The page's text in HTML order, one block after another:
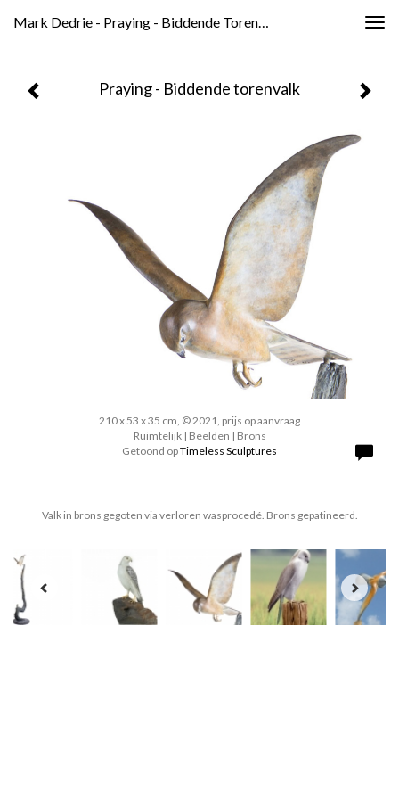
Mark Dedrie - Praying - Biddende Torenvalk
Praying - Biddende torenvalk
210 x 53 x 35 cm, © 2021, prijs op aanvraag
Ruimtelijk | Beelden | Brons
Getoond opTimeless Sculptures
Valk in brons gegoten via verloren wasprocedé. Brons gepatineerd.